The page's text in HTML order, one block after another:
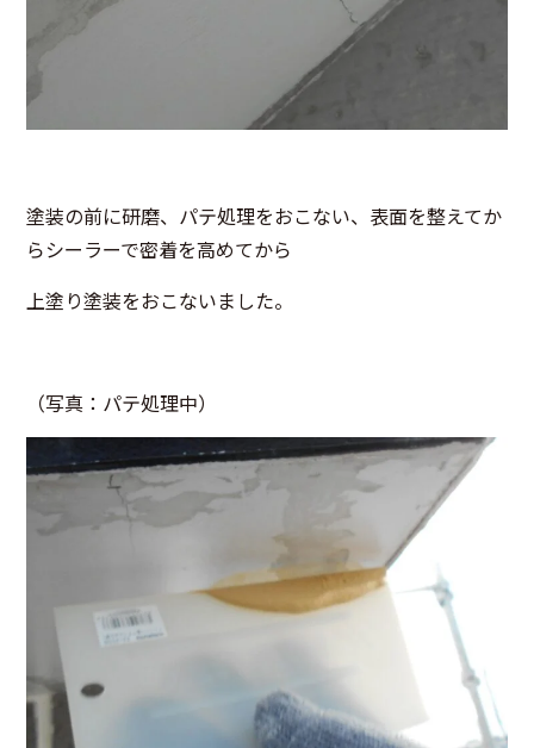
塗装の前に研磨、パテ処理をおこない、表面を整えてか
らシーラーで密着を高めてから
上塗り塗装をおこないました。
（写真：パテ処理中）